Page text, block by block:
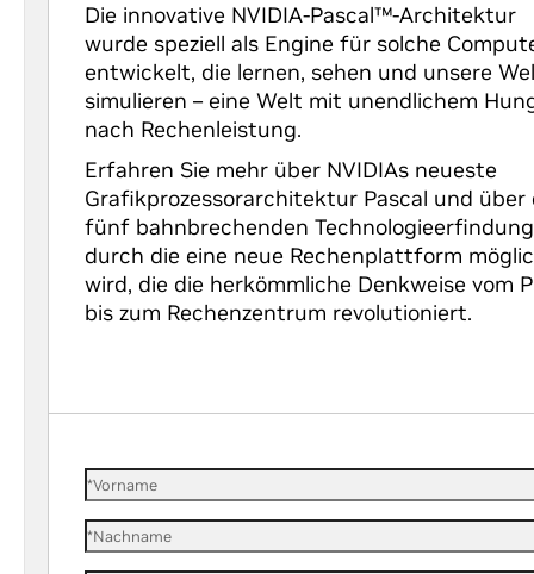
Die innovative NVIDIA-Pascal™-Architektur
wurde speziell als Engine für solche
entwickelt, die lernen, sehen und unsere
simulieren – eine Welt mit unendlichem
nach Rechenleistung.
Erfahren Sie mehr über NVIDIAs neueste
Grafikprozessorarchitektur Pascal und über
fünf bahnbrechenden
durch die eine neue Rechenplattform
wird, die die herkömmliche Denkweise vom
bis zum Rechenzentrum revolutioniert.